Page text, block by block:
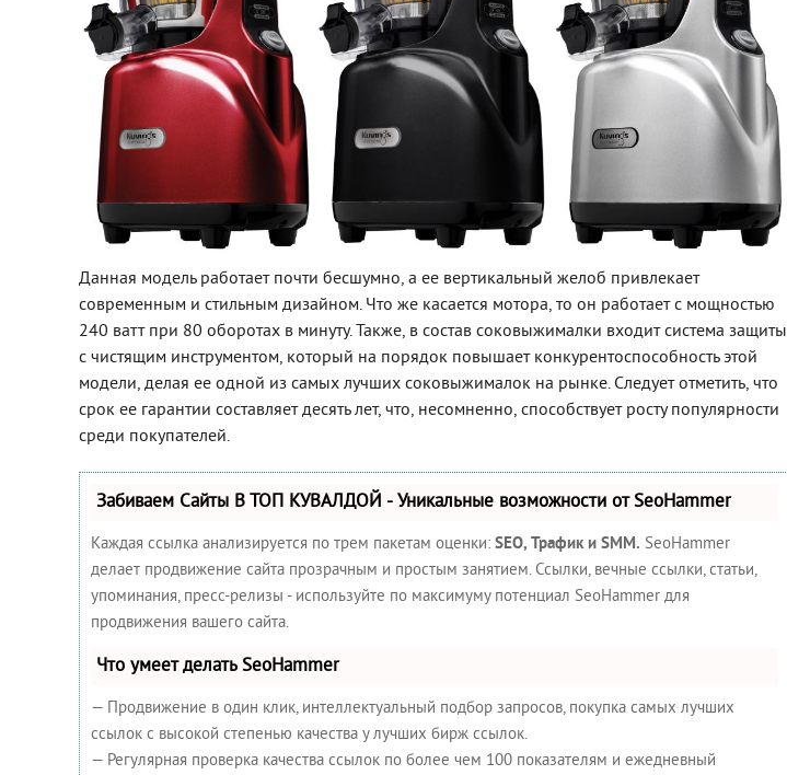
Данная модель работает почти бесшумно, а ее вертикальный желоб привлекает
современным и стильным дизайном. Что же касается мотора, то он работает с мощностью
240 ватт при 80 оборотах в минуту. Также, в состав соковыжималки входит система защиты
с чистящим инструментом, который на порядок повышает конкурентоспособность этой
модели, делая ее одной из самых лучших соковыжималок на рынке. Следует отметить, что
срок ее гарантии составляет десять лет, что, несомненно, способствует росту популярности
среди покупателей.
Забиваем Сайты В ТОП КУВАЛДОЙ - Уникальные возможности от SeoHammer
Каждая ссылка анализируется по трем пакетам оценки: SEO, Трафик и SMM. SeoHammer
делает продвижение сайта прозрачным и простым занятием. Ссылки, вечные ссылки, статьи,
упоминания, пресс-релизы - используйте по максимуму потенциал SeoHammer для
продвижения вашего сайта.
Что умеет делать SeoHammer
— Продвижение в один клик, интеллектуальный подбор запросов, покупка самых лучших
ссылок с высокой степенью качества у лучших бирж ссылок.
— Регулярная проверка качества ссылок по более чем 100 показателям и ежедневный